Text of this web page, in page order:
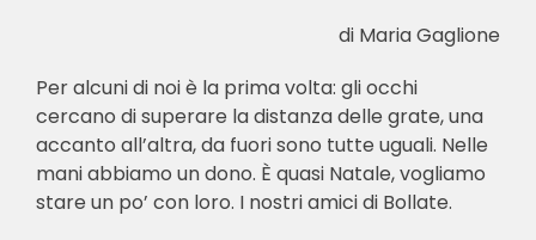
🎧 EoF RADIO
di Maria Gaglione
Per alcuni di noi è la prima volta: gli occhi
cercano di superare la distanza delle grate, una
accanto all’altra, da fuori sono tutte uguali. Nelle
mani abbiamo un dono. È quasi Natale, vogliamo
stare un po’ con loro. I nostri amici di Bollate.